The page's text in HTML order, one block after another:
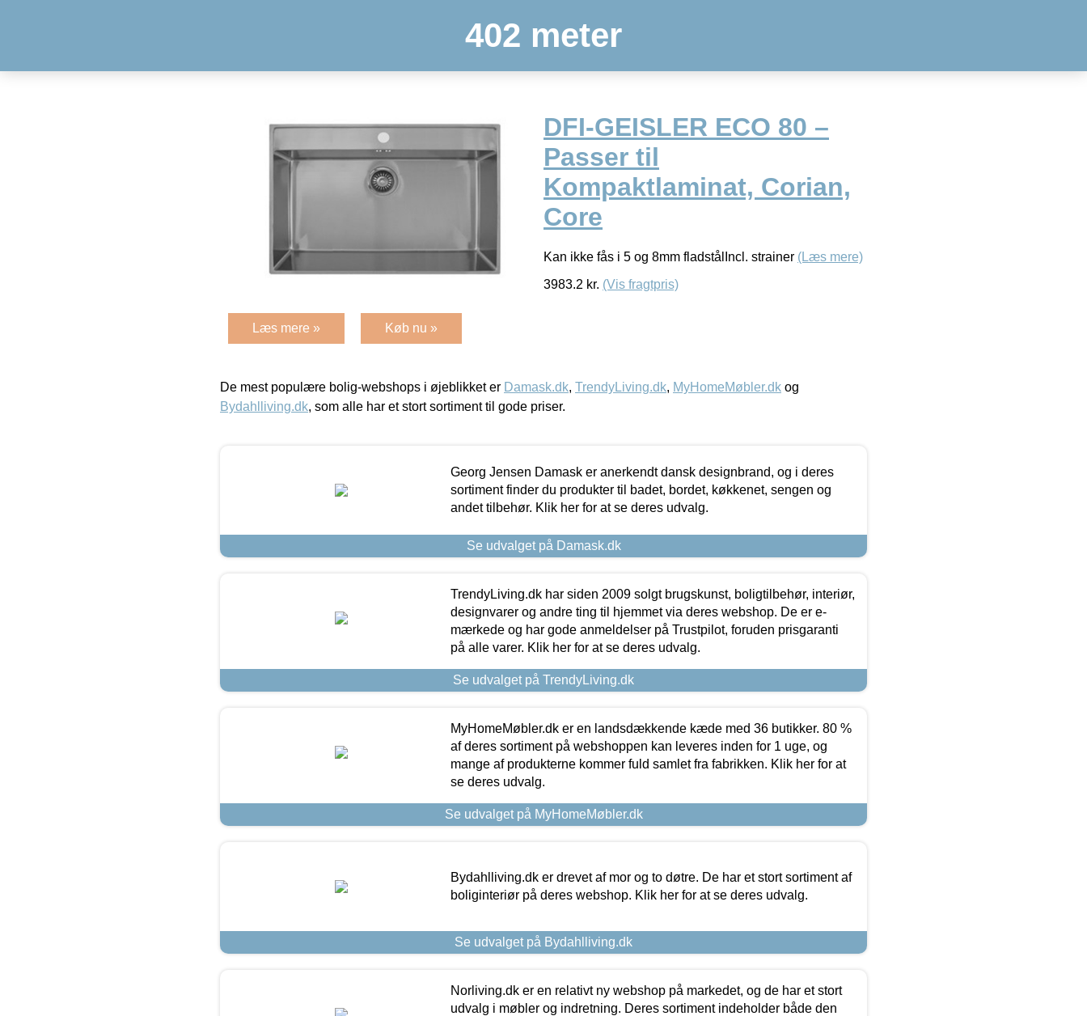
402 meter
DFI-GEISLER ECO 80 –
Passer til
Kompaktlaminat, Corian,
Core
Kan ikke fås i 5 og 8mm fladstålIncl. strainer (Læs mere)
3983.2 kr. (Vis fragtpris)
Læs mere » Køb nu »
De mest populære bolig-webshops i øjeblikket er Damask.dk, TrendyLiving.dk, MyHomeMøbler.dk og
Bydahlliving.dk, som alle har et stort sortiment til gode priser.
Georg Jensen Damask er anerkendt dansk designbrand, og i deres
sortiment finder du produkter til badet, bordet, køkkenet, sengen og
andet tilbehør. Klik her for at se deres udvalg.
Se udvalget på Damask.dk
TrendyLiving.dk har siden 2009 solgt brugskunst, boligtilbehør, interiør,
designvarer og andre ting til hjemmet via deres webshop. De er e-
mærkede og har gode anmeldelser på Trustpilot, foruden prisgaranti
på alle varer. Klik her for at se deres udvalg.
Se udvalget på TrendyLiving.dk
MyHomeMøbler.dk er en landsdækkende kæde med 36 butikker. 80 %
af deres sortiment på webshoppen kan leveres inden for 1 uge, og
mange af produkterne kommer fuld samlet fra fabrikken. Klik her for at
se deres udvalg.
Se udvalget på MyHomeMøbler.dk
Bydahlliving.dk er drevet af mor og to døtre. De har et stort sortiment af
boliginteriør på deres webshop. Klik her for at se deres udvalg.
Se udvalget på Bydahlliving.dk
Norliving.dk er en relativt ny webshop på markedet, og de har et stort
udvalg i møbler og indretning. Deres sortiment indeholder både den